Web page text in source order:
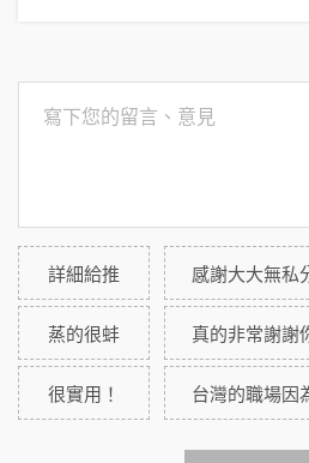
詳細給推 感謝大大無私
蒸的很蚌 真的非常謝謝
很實用！ 台灣的職場因